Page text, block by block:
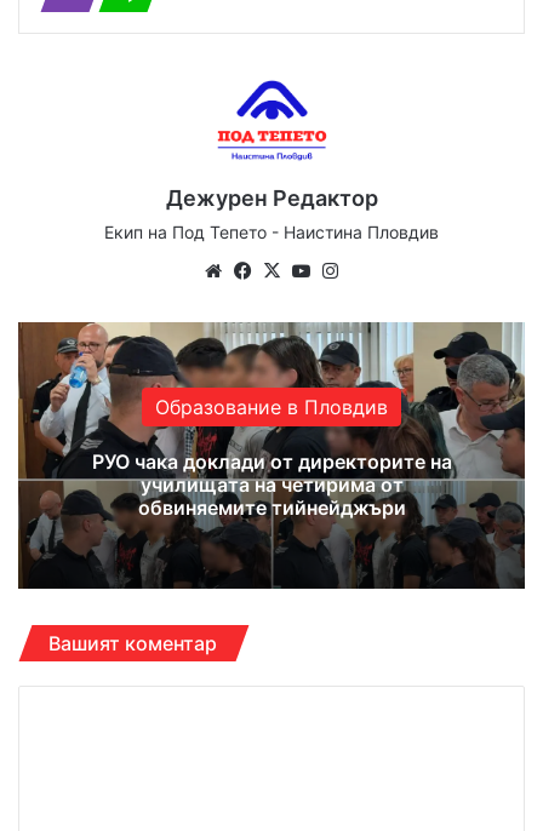
Дежурен Редактор
Екип на Под Тепето - Наистина Пловдив
WebsiteFacebook
X YouTube
Образование в Пловдив
РУО чака доклади от директорите на
училищата на четирима от
обвиняемите тийнейджъри
Вашият коментар